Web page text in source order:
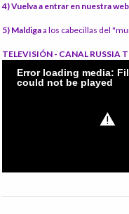
4) Vuelva a entrar en nuestra web
5) Maldigaa los cabecillas del
TELEVISIÓN - CANAL RUSSIA